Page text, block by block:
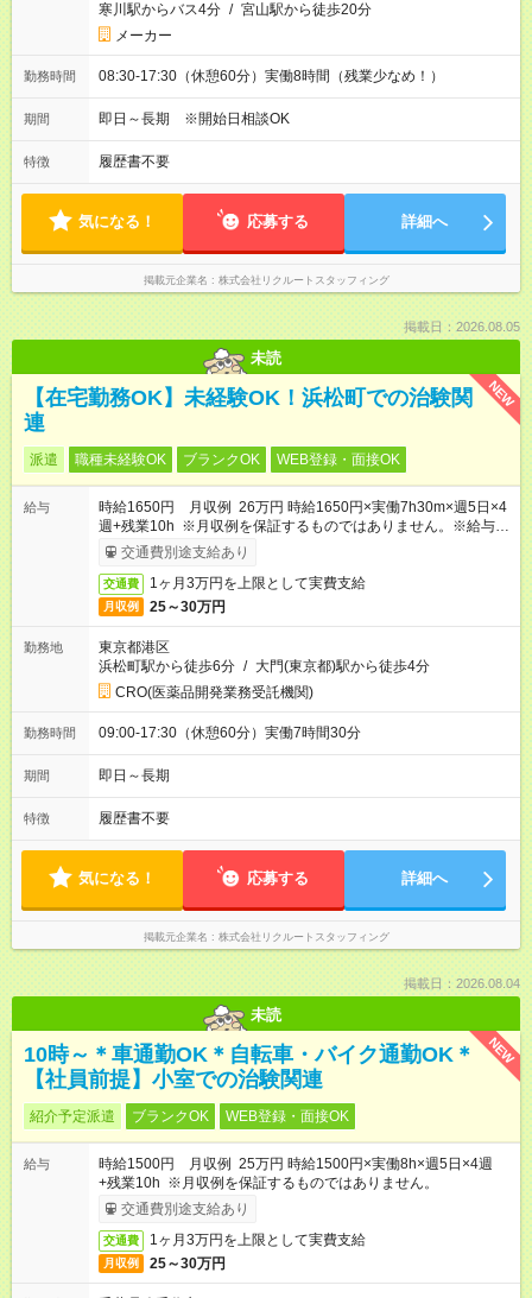
寒川駅からバス4分 / 宮山駅から徒歩20分
メーカー
勤務時間 08:30-17:30（休憩60分）実働8時間（残業少なめ！）
期間 即日～長期 ※開始日相談OK
特徴 履歴書不要
気になる！ 応募する 詳細へ
掲載元企業名 株式会社リクルートスタッフィング
掲載日：2026.08.05
未読
NEW
【在宅勤務OK】未経験OK！浜松町での治験関
連
派遣 職種未経験OK ブランクOK WEB登録・面接OK
給与
時給1650円 月収例 26万円 時給1650円×実働7h30m×週5日×4
週+残業10h ※月収例を保証するものではありません。※給与即
受取りサービス利用可（利用条件有）
交通費別途支給あり
交通費 1ヶ月3万円を上限として実費支給
月収例 25～30万円
勤務地
東京都港区
浜松町駅から徒歩6分 / 大門(東京都)駅から徒歩4分
CRO(医薬品開発業務受託機関)
勤務時間 09:00-17:30（休憩60分）実働7時間30分
期間 即日～長期
特徴 履歴書不要
気になる！ 応募する 詳細へ
掲載元企業名 株式会社リクルートスタッフィング
掲載日：2026.08.04
未読
NEW
10時～＊車通勤OK＊自転車・バイク通勤OK＊
【社員前提】小室での治験関連
紹介予定派遣 ブランクOK WEB登録・面接OK
給与
時給1500円 月収例 25万円 時給1500円×実働8h×週5日×4週
+残業10h ※月収例を保証するものではありません。
交通費別途支給あり
交通費 1ヶ月3万円を上限として実費支給
月収例 25～30万円